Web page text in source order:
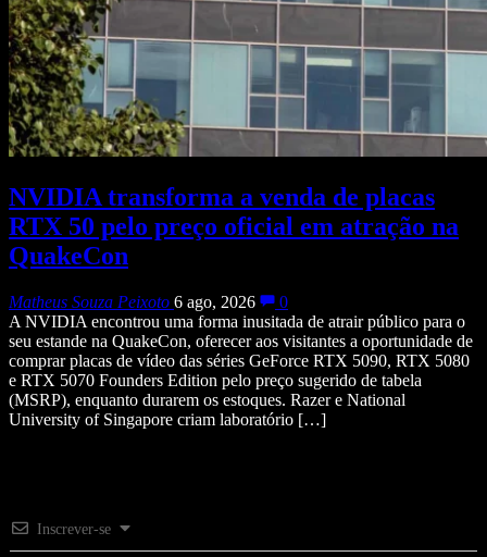
NVIDIA transforma a venda de placas
RTX 50 pelo preço oficial em atração na
QuakeCon
Matheus Souza Peixoto 6 ago, 2026
0
A NVIDIA encontrou uma forma inusitada de atrair público para o
seu estande na QuakeCon, oferecer aos visitantes a oportunidade de
comprar placas de vídeo das séries GeForce RTX 5090, RTX 5080
e RTX 5070 Founders Edition pelo preço sugerido de tabela
(MSRP), enquanto durarem os estoques. Razer e National
University of Singapore criam laboratório […]
Inscrever-se